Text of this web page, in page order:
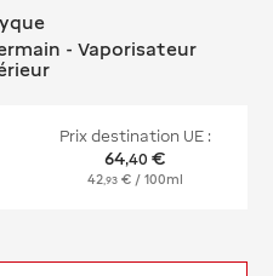
Saint
- Vaporisateur
Prix destination UE :
64,40 €
42 ,93 € / 100ml